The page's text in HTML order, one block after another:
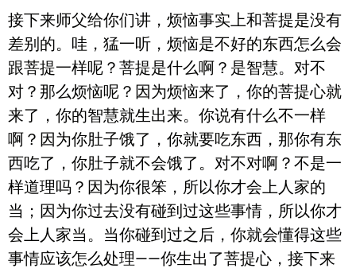
接下来师父给你们讲，烦恼事实上和菩提是没有
差别的。哇，猛一听，烦恼是不好的东西怎么会
跟菩提一样呢？菩提是什么啊？是智慧。对不
对？那么烦恼呢？因为烦恼来了，你的菩提心就
来了，你的智慧就生出来。你说有什么不一样
啊？因为你肚子饿了，你就要吃东西，那你有东
西吃了，你肚子就不会饿了。对不对啊？不是一
样道理吗？因为你很笨，所以你才会上人家的
当；因为你过去没有碰到过这些事情，所以你才
会上人家当。当你碰到过之后，你就会懂得这些
事情应该怎么处理——你生出了菩提心，接下来